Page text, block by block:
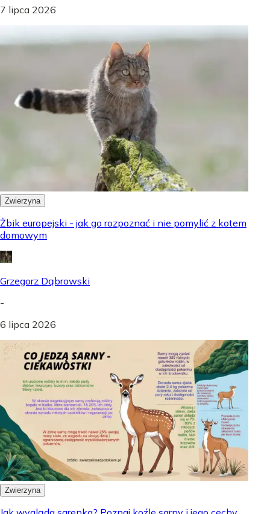
7 lipca 2026
Zwierzyna
Żbik europejski - jak go rozpoznać i nie pomylić z kotem
domowym
Grzegorz Dąbrowski
-
6 lipca 2026
Zwierzyna